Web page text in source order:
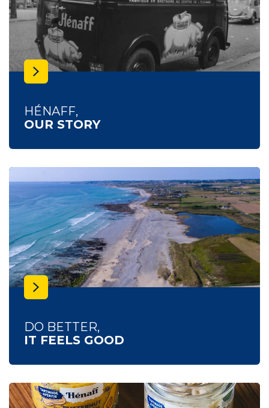
HÉNAFF,
OUR STORY
DO BETTER,
IT FEELS GOOD